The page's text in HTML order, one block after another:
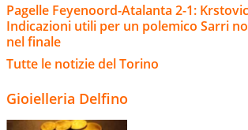
Pagelle Feyenoord-Atalanta 2-1:
Indicazioni utili per un polemico Sarri
nel finale
Tutte le notizie del Torino
Gioielleria Delfino